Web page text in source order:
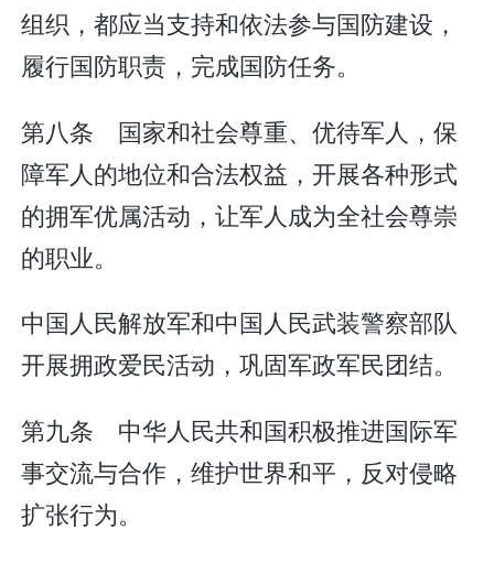
组织，都应当支持和依法参与国防建设，
履行国防职责，完成国防任务。
第八条 国家和社会尊重、优待军人，保
障军人的地位和合法权益，开展各种形式
的拥军优属活动，让军人成为全社会尊崇
的职业。
中国人民解放军和中国人民武装警察部队
开展拥政爱民活动，巩固军政军民团结。
第九条 中华人民共和国积极推进国际军
事交流与合作，维护世界和平，反对侵略
扩张行为。